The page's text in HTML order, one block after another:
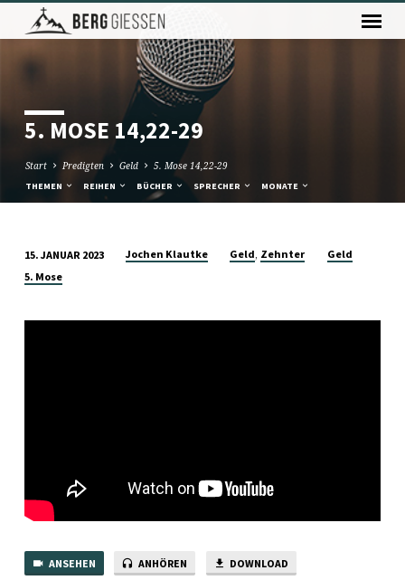
5. MOSE 14,22-29
Start Predigten Geld 5. Mose 14,22-29
THEMEN REIHEN BÜCHER SPRECHER MONATE
5.
14,22-
15. JANUAR 2023 Jochen Klautke Geld, Zehnter
Geld
5. Mose
ANSEHEN ANHÖREN DOWNLOAD